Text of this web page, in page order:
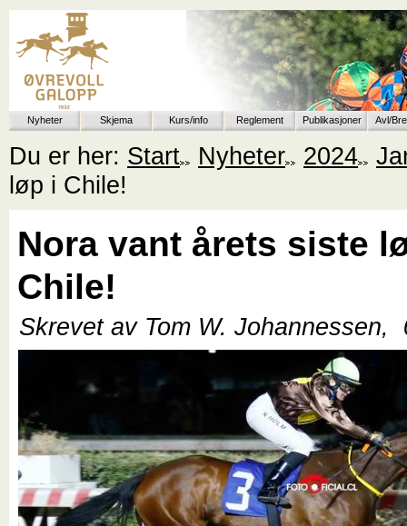
Nyheter Skjema Kurs/info Reglement Publikasjoner Avl/
Du er her: Start Nyheter 2024
løp i Chile!
Nora vant årets siste
Chile!
Skrevet av Tom W. Johannessen,